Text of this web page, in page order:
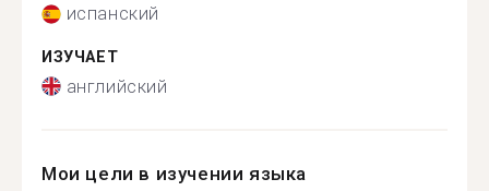
испанский
ИЗУЧАЕТ
английский
Мои цели в изучении языка